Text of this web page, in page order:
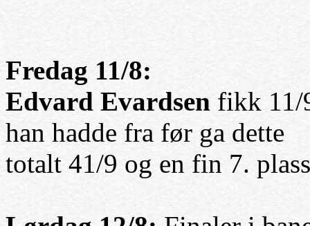
Fredag 11/8:
Edvard Evardsen fikk 11/
han hadde fra før ga dette
totalt 41/9 og en fin 7.